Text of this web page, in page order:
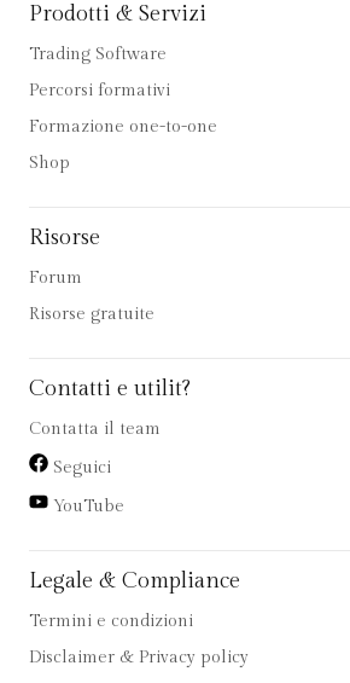
Prodotti & Servizi
Trading Software
Percorsi formativi
Formazione one-to-one
Shop
Risorse
Forum
Risorse gratuite
Contatti e utilit?
Contatta il team
Seguici
YouTube
Legale & Compliance
Termini e condizioni
Disclaimer & Privacy policy